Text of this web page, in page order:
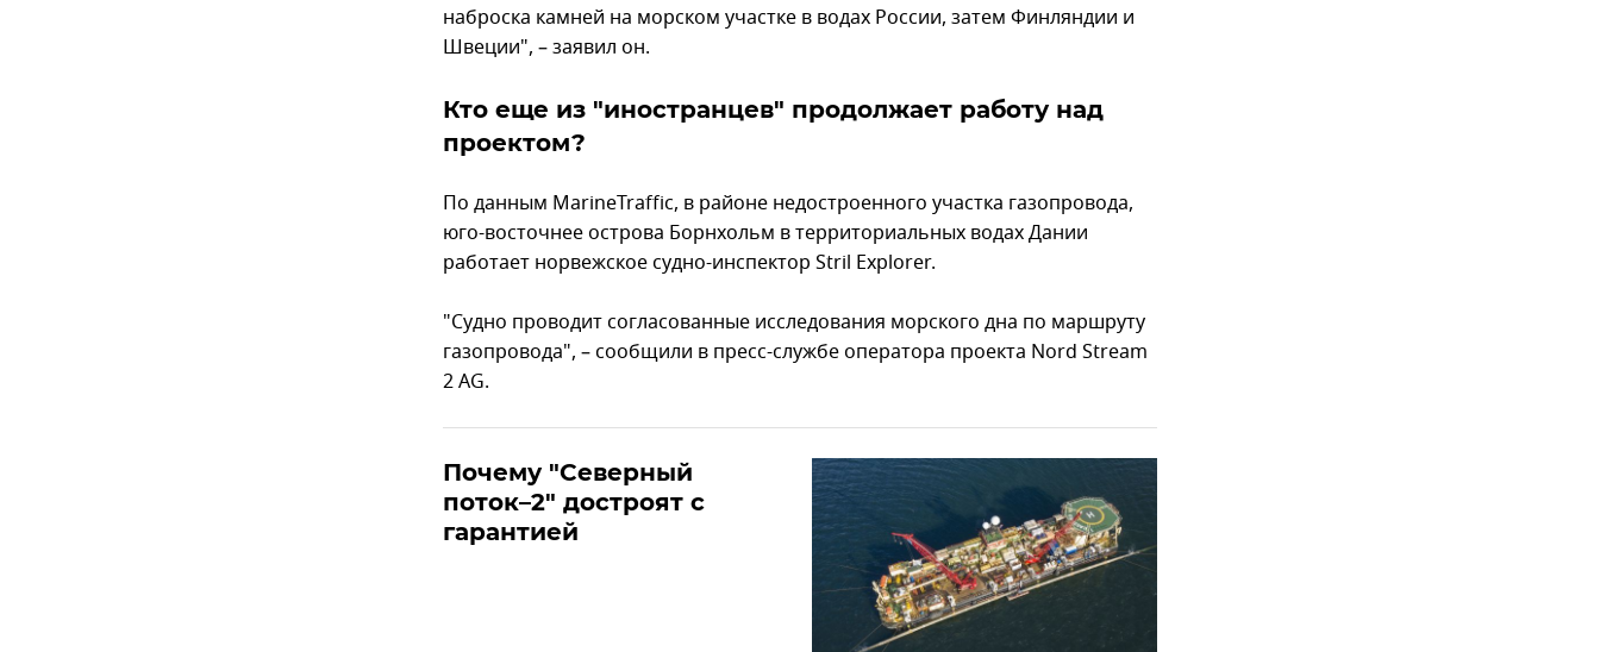
наброска камней на морском участке в водах России, затем Финляндии и
Швеции", – заявил он.
Кто еще из "иностранцев" продолжает работу над
проектом?
По данным MarineTraffic, в районе недостроенного участка газопровода,
юго-восточнее острова Борнхольм в территориальных водах Дании
работает норвежское судно-инспектор Stril Explorer.
"Судно проводит согласованные исследования морского дна по маршруту
газопровода", – сообщили в пресс-службе оператора проекта Nord Stream
2 AG.
Почему "Северный
поток–2" достроят с
гарантией